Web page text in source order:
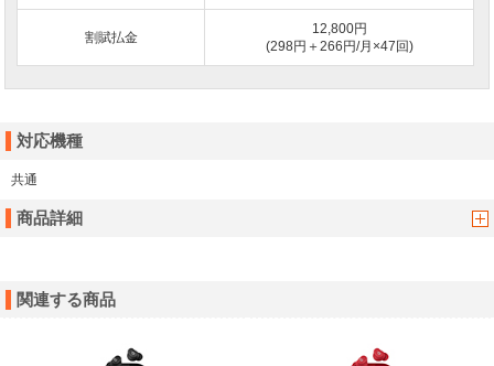
割賦払金
12,800円
(298円＋266円/月×47回)
対応機種
共通
商品詳細
関連する商品